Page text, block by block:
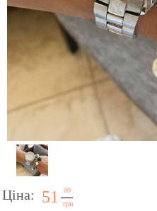
Ціна: 51
00
грн